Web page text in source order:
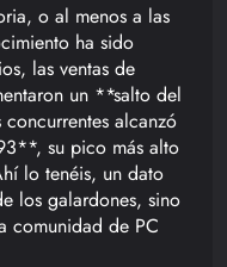
o al menos a las
ha sido
las ventas de
un **salto del
alcanzó
su pico más alto
lo tenéis, un dato
los galardones, sino
comunidad de PC